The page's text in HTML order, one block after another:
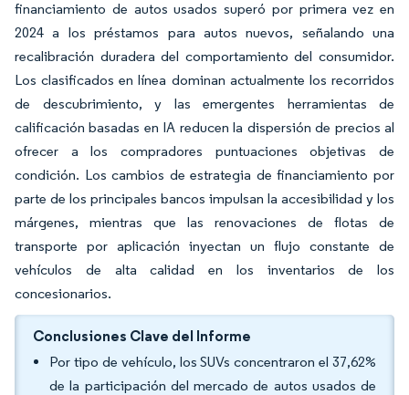
financiamiento de autos usados superó por primera vez en
2024 a los préstamos para autos nuevos, señalando una
recalibración duradera del comportamiento del consumidor.
Los clasificados en línea dominan actualmente los recorridos
de descubrimiento, y las emergentes herramientas de
calificación basadas en IA reducen la dispersión de precios al
ofrecer a los compradores puntuaciones objetivas de
condición. Los cambios de estrategia de financiamiento por
parte de los principales bancos impulsan la accesibilidad y los
márgenes, mientras que las renovaciones de flotas de
transporte por aplicación inyectan un flujo constante de
vehículos de alta calidad en los inventarios de los
concesionarios.
Conclusiones Clave del Informe
Por tipo de vehículo, los SUVs concentraron el 37,62%
de la participación del mercado de autos usados de